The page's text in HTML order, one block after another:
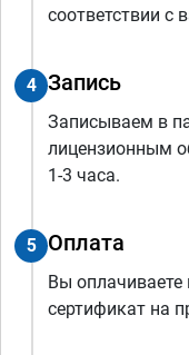
соответствии
4 Запись
Записываем в
лицензионным
1-3 часа.
5 Оплата
Вы
сертификат на